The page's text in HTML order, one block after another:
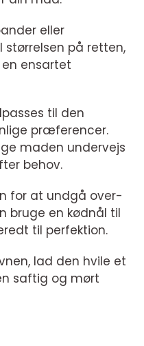
eller
størrelsen på retten,
ensartet
til den
præferencer.
maden undervejs
behov.
for at undgå over-
bruge en kødnål til
til perfektion.
lad den hvile et
saftig og mørt